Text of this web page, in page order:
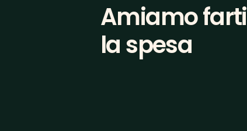
Amiamo farti
la spesa